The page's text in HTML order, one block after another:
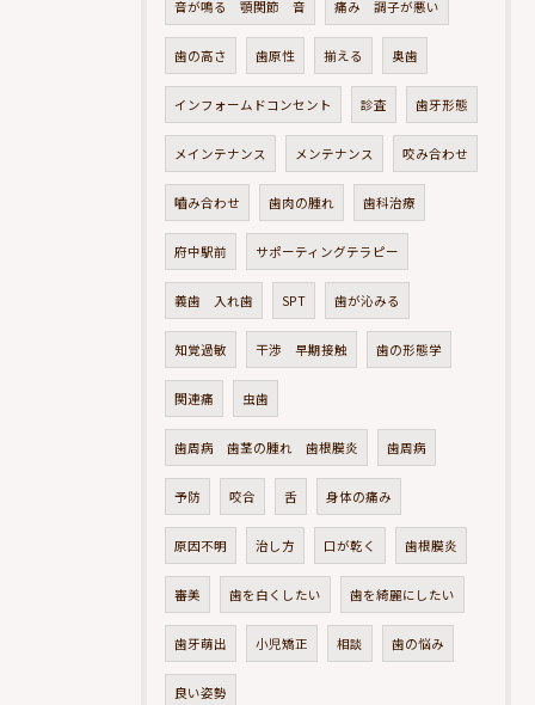
音が鳴る 顎関節 音 痛み 調子が悪い
歯の高さ 歯原性 揃える 奥歯
インフォームドコンセント 診査 歯牙形態
メインテナンス メンテナンス 咬み合わせ
嚙み合わせ 歯肉の腫れ 歯科治療
府中駅前 サポーティングテラピー
義歯 入れ歯 SPT 歯が沁みる
知覚過敏 干渉 早期接触 歯の形態学
関連痛 虫歯
歯周病 歯茎の腫れ 歯根膜炎 歯周病
予防 咬合 舌 身体の痛み
原因不明 治し方 口が乾く 歯根膜炎
審美 歯を白くしたい 歯を綺麗にしたい
歯牙萌出 小児矯正 相談 歯の悩み
良い姿勢